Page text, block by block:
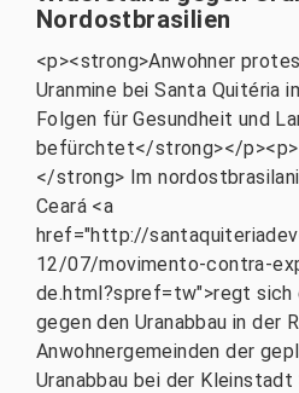
Nordostbrasilien
<p><strong>Anwohner
Uranmine bei Santa Quitéria
Folgen für Gesundheit und
befürchtet</strong></
</strong> Im
Ceará <a
href="http://
12/07/movimento-contra-
de.html?spref=tw">regt sich
gegen den Uranabbau in der
Anwohnergemeinden der
Uranabbau bei der